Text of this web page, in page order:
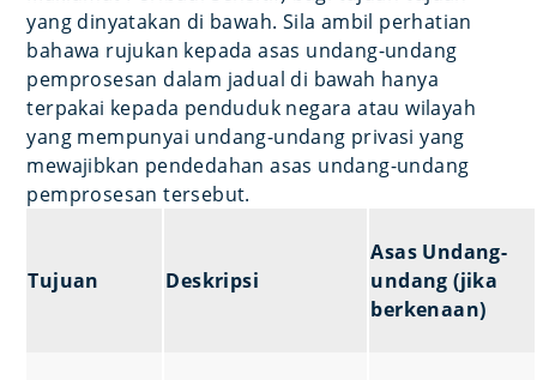
yang dinyatakan di bawah. Sila ambil perhatian
bahawa rujukan kepada asas undang-undang
pemprosesan dalam jadual di bawah hanya
terpakai kepada penduduk negara atau wilayah
yang mempunyai undang-undang privasi yang
mewajibkan pendedahan asas undang-undang
pemprosesan tersebut.
Tujuan Deskripsi
Asas Undang-
undang (jika
berkenaan)